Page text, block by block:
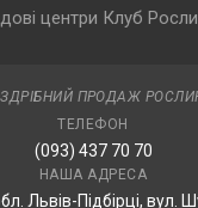
центри Клуб
ПРОДАЖ
ТЕЛЕФОН
(093) 437 70 70
НАША АДРЕСА
Львів-Підбірці, вул.